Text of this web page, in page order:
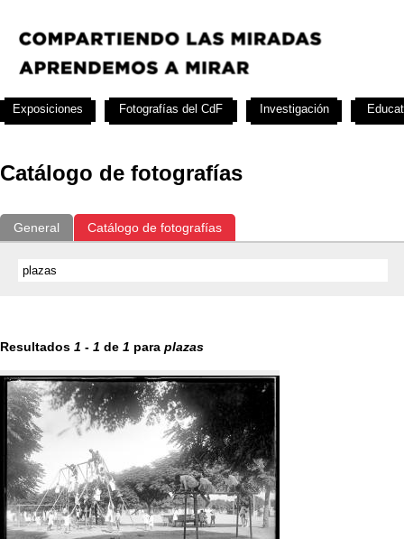
Catálogo de fotografías
General Catálogo de fotografías
Resultados 1 - 1 de 1 para plazas
Exposiciones Fotografías del CdF Investigación